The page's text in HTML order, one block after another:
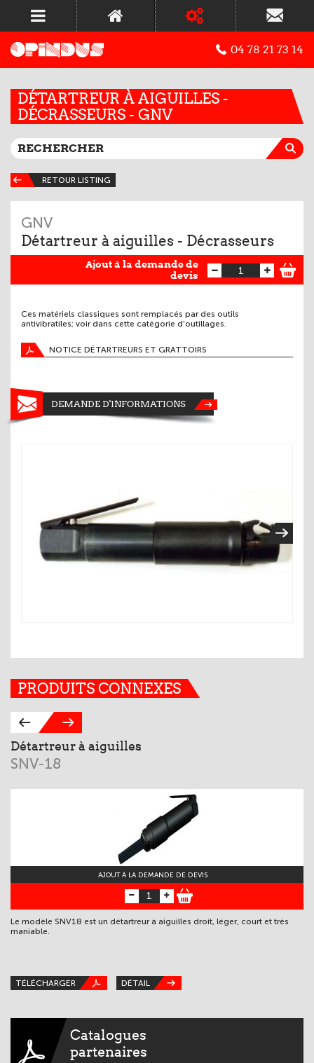
04 78 21 73 14
DÉTARTREUR À AIGUILLES -
DÉCRASSEURS - GNV
RETOUR LISTING
GNV
Détartreur à aiguilles - Décrasseurs
Ajout à la demande de
devis
Ces matériels classiques sont remplacés par des outils
antivibratiles; voir dans cette catégorie d'outillages.
NOTICE DÉTARTREURS ET GRATTOIRS
DEMANDE D'INFORMATIONS
PRODUITS CONNEXES
Détartreur à aiguilles
SNV-18
AJOUT À LA DEMANDE DE DEVIS
Le modèle SNV18 est un détartreur à aiguilles droit, léger, court et très
maniable.
TÉLÉCHARGER DÉTAIL
Catalogues
partenaires